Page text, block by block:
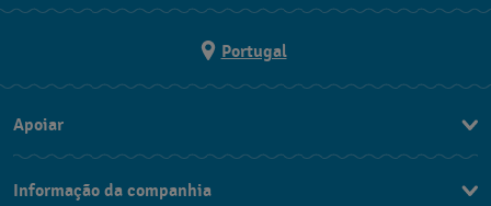
Portugal
Apoiar
Informação da companhia